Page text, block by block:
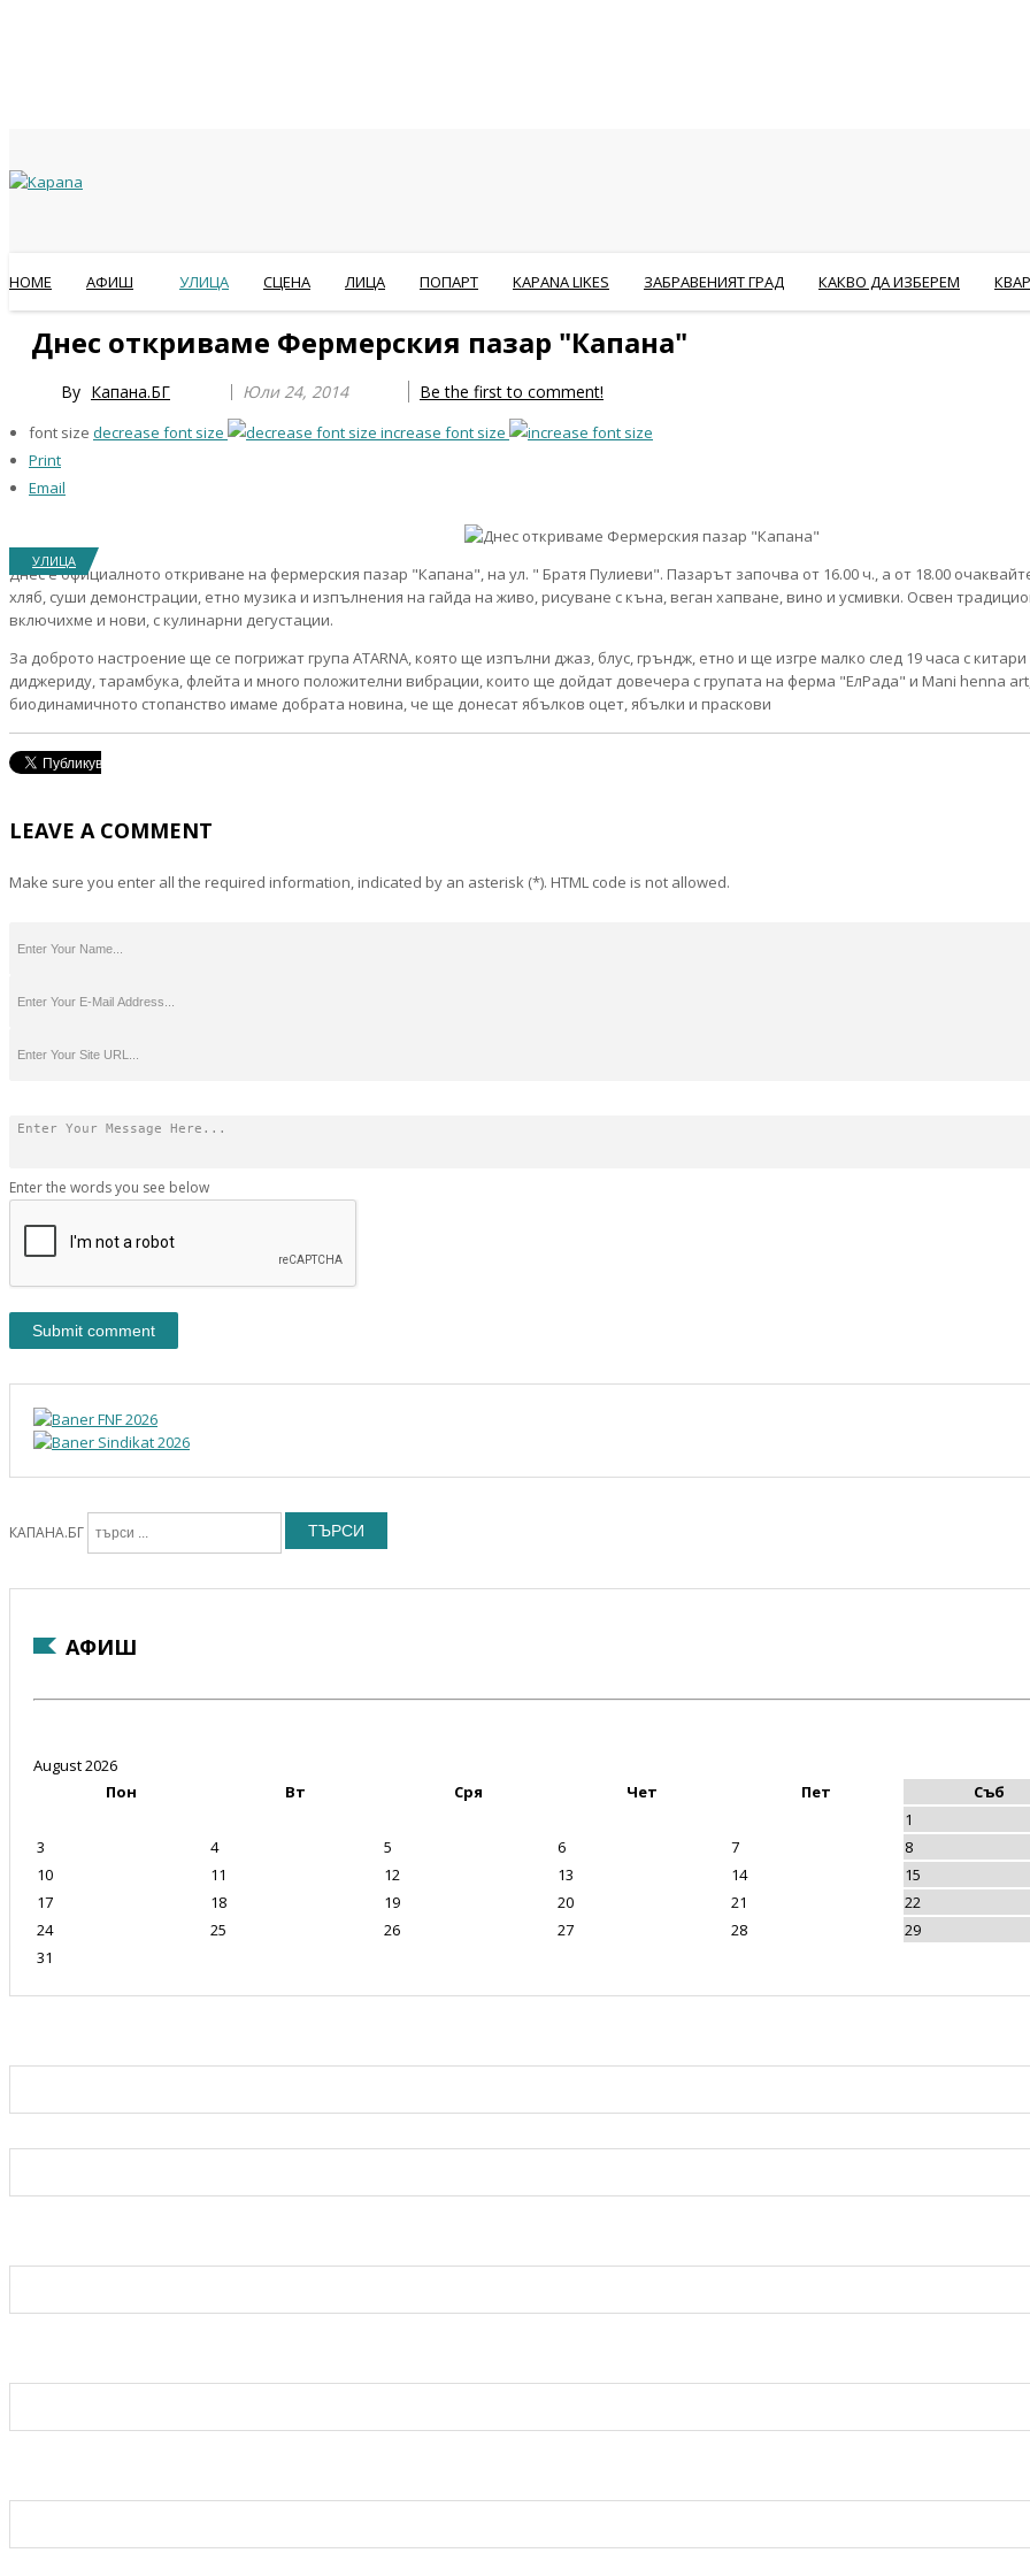
HOME АФИШ УЛИЦА СЦЕНА ЛИЦА ПОПАРТ KAPANA LIKES ЗАБРАВЕНИЯТ ГРАД КАКВО ДА ИЗБЕРЕМ
Днес откриваме Фермерския пазар "Капана"
By Капана.БГ Юли 24, 2014 Be the first to comment!
font size decrease font size
increase font size
Print
Email
УЛИЦА
Днес е официалното откриване на фермерския пазар "Капана", на ул. " Братя Пулиеви". Пазарът започва от 16.00 ч., а от 18.00
хляб, суши демонстрации, етно музика и изпълнения на гайда на живо, рисуване с къна, веган хапване, вино и усмивки. Освен
включихме и нови, с кулинарни дегустации.
За доброто настроение ще се погрижат група ATARNA, която ще изпълни джаз, блус, гръндж, етно и ще изгре малко след 19 часа с
диджериду, тарамбука, флейта и много положителни вибрации, които ще дойдат довечера с групата на ферма "ЕлРада" и Mani henna
биодинамичното стопанство имаме добрата новина, че ще донесат ябълков оцет, ябълки и праскови
LEAVE A COMMENT
Make sure you enter all the required information, indicated by an asterisk (*). HTML code is not allowed.
Enter the words you see below
КАПАНА.БГ ТЪРСИ
АФИШ
Year
Month
Year
Month
August 2026
Пон
Вт Сря Чет Пет Съб
1
3
4 5 6 7 8
10
11 12 13 14 15
17
18 19 20 21 22
24
25 26 27 28 29
31